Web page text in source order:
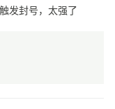
发封号，太强了